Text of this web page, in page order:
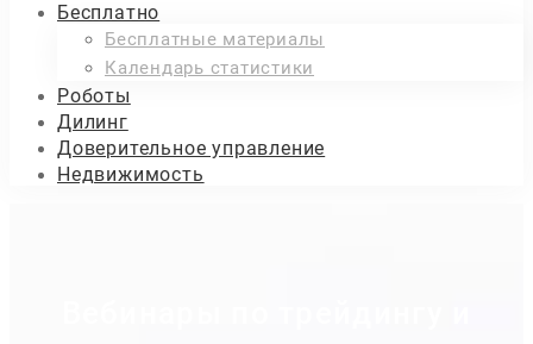
Бесплатно
Бесплатные материалы
Календарь статистики
Роботы
Дилинг
Доверительное управление
Недвижимость